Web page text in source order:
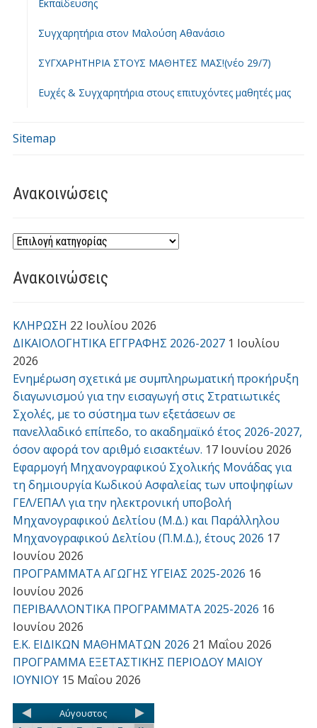
Εκπαίδευσης
Συγχαρητήρια στον Μαλούση Αθανάσιο
ΣΥΓΧΑΡΗΤΗΡΙΑ ΣΤΟΥΣ ΜΑΘΗΤΕΣ ΜΑΣ!(νέο 29/7)
Ευχές & Συγχαρητήρια στους επιτυχόντες μαθητές μας
Sitemap
Ανακοινώσεις
Ανακοινώσεις
ΚΛΗΡΩΣΗ 22 Ιουλίου 2026
ΔΙΚΑΙΟΛΟΓΗΤΙΚΑ ΕΓΓΡΑΦΗΣ 2026-2027 1 Ιουλίου
2026
Ενημέρωση σχετικά με συμπληρωματική προκήρυξη
διαγωνισμού για την εισαγωγή στις Στρατιωτικές
Σχολές, με το σύστημα των εξετάσεων σε
πανελλαδικό επίπεδο, το ακαδημαϊκό έτος 2026-2027,
όσον αφορά τον αριθμό εισακτέων. 17 Ιουνίου 2026
Εφαρμογή Μηχανογραφικού Σχολικής Μονάδας για
τη δημιουργία Κωδικού Ασφαλείας των υποψηφίων
ΓΕΛ/ΕΠΑΛ για την ηλεκτρονική υποβολή
Μηχανογραφικού Δελτίου (Μ.Δ.) και Παράλληλου
Μηχανογραφικού Δελτίου (Π.Μ.Δ.), έτους 2026 17
Ιουνίου 2026
ΠΡΟΓΡΑΜΜΑΤΑ ΑΓΩΓΗΣ ΥΓΕΙΑΣ 2025-2026 16
Ιουνίου 2026
ΠΕΡΙΒΑΛΛΟΝΤΙΚΑ ΠΡΟΓΡΑΜΜΑΤΑ 2025-2026 16
Ιουνίου 2026
Ε.Κ. ΕΙΔΙΚΩΝ ΜΑΘΗΜΑΤΩΝ 2026 21 Μαΐου 2026
ΠΡΟΓΡΑΜΜΑ ΕΞΕΤΑΣΤΙΚΗΣ ΠΕΡΙΟΔΟΥ ΜΑΙΟΥ
ΙΟΥΝΙΟΥ 15 Μαΐου 2026
Αύγουστος